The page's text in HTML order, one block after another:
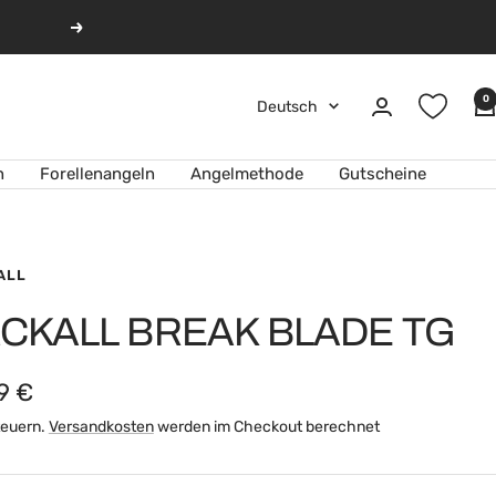
Weiter
Sprache
Deutsch 0
Forellenangeln Angelmethode Gutscheine
BREAK BLADE TG
€
Versandkostenwerden im Checkout berechnet